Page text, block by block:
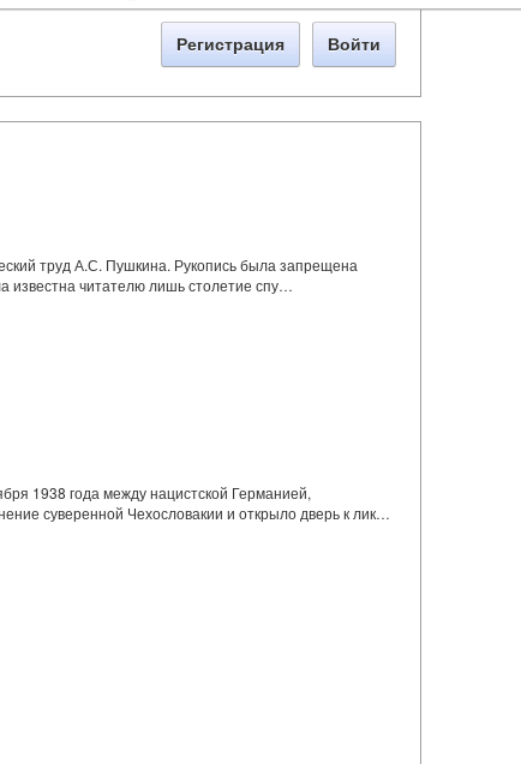
Регистрация Войти
труд А.С. Пушкина. Рукопись была запрещена
известна читателю лишь столетие спу…
1938 года между нацистской Германией,
суверенной Чехословакии и открыло дверь к лик…